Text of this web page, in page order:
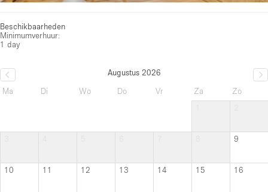
Beschikbaarheden
Minimumverhuur:
1 day
Augustus 2026
Ma
Di Wo Do Vr Za
Zo
9
10 11 12 13 14 15 16